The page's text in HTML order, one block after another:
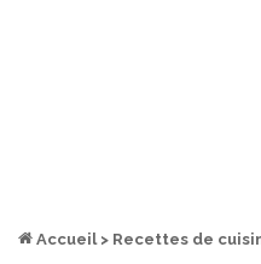
Accueil > Recettes de